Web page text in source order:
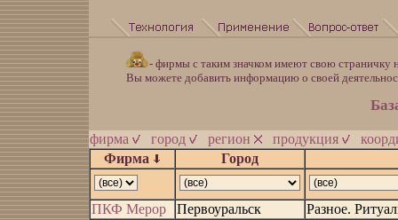
- фирмы с таким значком имеют свою страничку
Вы можете добавить информацию о своей
фирма город регион продукция
Фирма
Город
ПКФ Мерор Первоуральск
Разное.